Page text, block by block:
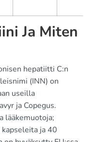
Ja Miten
hepatiitti C:n
(INN) on
useilla
ja Copegus.
lääkemuotoja;
ja 40